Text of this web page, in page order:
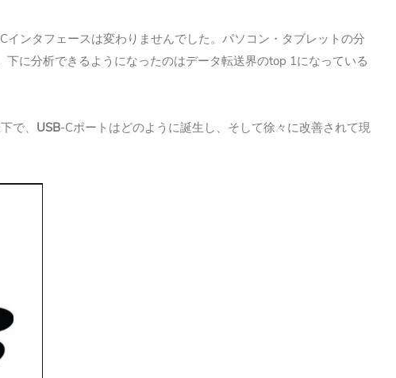
インタフェースは変わりませんでした。パソコン・タブレットの分
下に分析できるようになったのはデータ転送界のtop 1になっている
で、 USB-Cポートはどのように誕生し、そして徐々に改善されて現